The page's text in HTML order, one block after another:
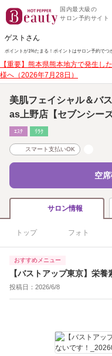
国内最大級の
サロン予約サイト
ゲストさん
ポイントが1%たまる！ ポイントはサロン予約でつ
【重要】熊本県熊本地方で発生し
様へ（2026年7月28日）
美肌フェイシャル＆バ
as上野店【セブンシー
ｴｽﾃ ﾘﾗｸ
スマート支払いOK
空
サロン情報
トップ フォト
おすすめメニュー
【バストアップ東京】栄
投稿日：2026/6/8